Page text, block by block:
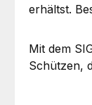
erhältst.
Mit dem
Schützen,